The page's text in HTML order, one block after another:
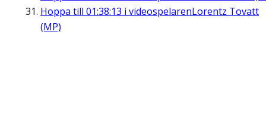
Hoppa till 01:38:13 i videospelarenLorentz Tovatt
(MP)